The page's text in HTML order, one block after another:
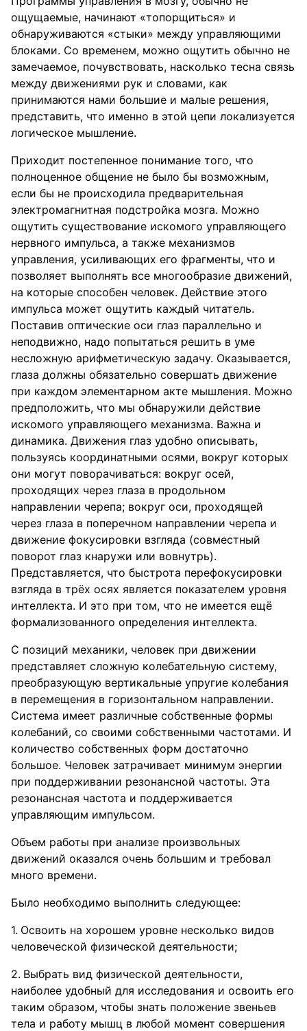
ощущаемые, начинают «топорщиться» и
обнаруживаются «стыки» между управляющими
блоками. Со временем, можно ощутить обычно не
замечаемое, почувствовать, насколько тесна связь
между движениями рук и словами, как
принимаются нами большие и малые решения,
представить, что именно в этой цепи локализуется
логическое мышление.
Приходит постепенное понимание того, что
полноценное общение не было бы возможным,
если бы не происходила предварительная
электромагнитная подстройка мозга. Можно
ощутить существование искомого управляющего
нервного импульса, а также механизмов
управления, усиливающих его фрагменты, что и
позволяет выполнять все многообразие движений,
на которые способен человек. Действие этого
импульса может ощутить каждый читатель.
Поставив оптические оси глаз параллельно и
неподвижно, надо попытаться решить в уме
несложную арифметическую задачу. Оказывается,
глаза должны обязательно совершать движение
при каждом элементарном акте мышления. Можно
предположить, что мы обнаружили действие
искомого управляющего механизма. Важна и
динамика. Движения глаз удобно описывать,
пользуясь координатными осями, вокруг которых
они могут поворачиваться: вокруг осей,
проходящих через глаза в продольном
направлении черепа; вокруг оси, проходящей
через глаза в поперечном направлении черепа и
движение фокусировки взгляда (совместный
поворот глаз кнаружи или вовнутрь).
Представляется, что быстрота перефокусировки
взгляда в трёх осях является показателем уровня
интеллекта. И это при том, что не имеется ещё
формализованного определения интеллекта.
С позиций механики, человек при движении
представляет сложную колебательную систему,
преобразующую вертикальные упругие колебания
в перемещения в горизонтальном направлении.
Система имеет различные собственные формы
колебаний, со своими собственными частотами. И
количество собственных форм достаточно
большое. Человек затрачивает минимум энергии
при поддерживании резонансной частоты. Эта
резонансная частота и поддерживается
управляющим импульсом.
Объем работы при анализе произвольных
движений оказался очень большим и требовал
много времени.
Было необходимо выполнить следующее:
Освоить на хорошем уровне несколько видов
человеческой физической деятельности;
Выбрать вид физической деятельности,
наиболее удобный для исследования и освоить его
таким образом, чтобы знать положение звеньев
тела и работу мышц в любой момент совершения